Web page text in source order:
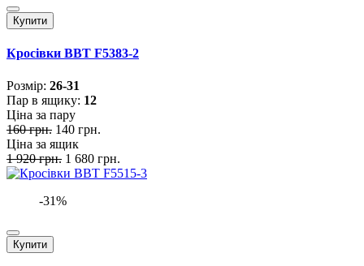
Купити
Кросівки BBT F5383-2
Розмiр: 26-31
Пар в ящику: 12
Ціна за пару
160 грн. 140 грн.
Ціна за ящик
1 920 грн. 1 680 грн.
-31%
Купити